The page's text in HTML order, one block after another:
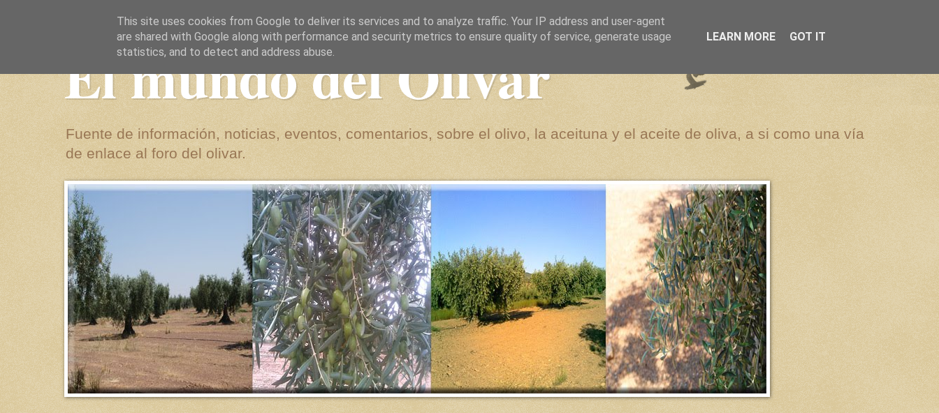
El mundo del Olivar
Fuente de información, noticias, eventos, comentarios, sobre el olivo, la aceituna y el aceite de oliva, a si como una vía
de enlace al foro del olivar.
This site uses cookies from Google to deliver its services and to analyze traffic. Your IP address and user-agent
are shared with Google along with performance and security metrics to ensure quality of service, generate usage
statistics, and to detect and address abuse.
LEARN MORE GOT IT